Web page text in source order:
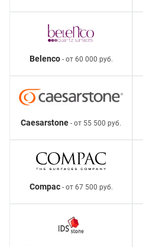
Belenco- от 60 000 руб.
Caesarstone - от 55 500 руб.
Compac- от 67 500 руб.